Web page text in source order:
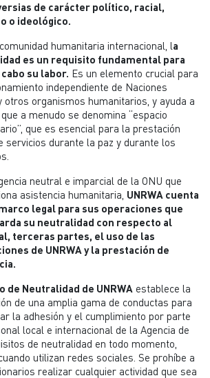
de carácter político, racial,
o ideológico.
humanitaria internacional, la
es un requisito fundamental para
su labor. Es un elemento crucial para
independiente de Naciones
otros organismos humanitarios, y ayuda a
a menudo se denomina “espacio
que es esencial para la prestación
servicios durante la paz y durante los
neutral e imparcial de la ONU que
asistencia humanitaria, UNRWA cuenta
legal para sus operaciones que
su neutralidad con respecto al
terceras partes, el uso de las
de UNRWA y la prestación de
de Neutralidad de UNRWA establece la
de una amplia gama de conductas para
la adhesión y el cumplimiento por parte
local e internacional de la Agencia de
de neutralidad en todo momento,
utilizan redes sociales. Se prohíbe a
realizar cualquier actividad que sea